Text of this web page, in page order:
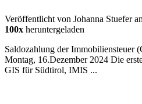
Veröffentlicht von Johanna Stuefer
100x heruntergeladen
Saldozahlung der
Montag, 16.Dezember 2024 Die
GIS für Südtirol, IMIS ...